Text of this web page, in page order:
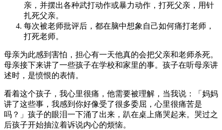
亲，并摆出各种武打动作或暴力动作，打死父亲，用针
扎死父亲。
每次被老师批评后，都在脑中想象自己如何痛打老师，
打死老师。
母亲为此感到害怕，担心有一天他真的会把父亲和老师杀死。
母亲接下来讲了一些孩子在学校和家里的事。孩子在听母亲讲
述时，是愤恨的表情。
看着这个孩子，我心里很痛，他需要被理解，当我说：「妈妈
讲了这些事，我感到你好像受了很多委屈，心里很痛苦是
吗？」孩子的眼泪一下涌了出来，趴在桌上痛哭起来。哭过之
后孩子开始抽泣着诉说内心的烦恼。